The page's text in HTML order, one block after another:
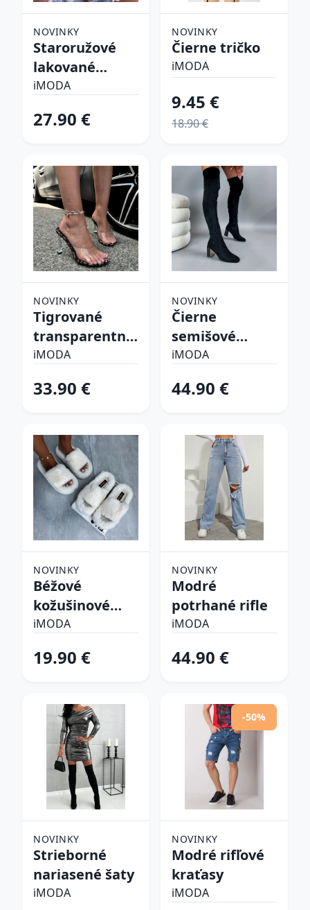
NOVINKY
Staroružové
lakované
lodičky
iMODA
27.90 €
NOVINKY
Čierne tričko
iMODA
9.45 €
18.90 €
NOVINKY
Tigrované
transparentné
sandále
iMODA
33.90 €
NOVINKY
Čierne
semišové
vysoké čižmy
iMODA
44.90 €
NOVINKY
Béžové
kožušinové
šlapky
iMODA
19.90 €
NOVINKY
Modré
potrhané rifle
iMODA
44.90 €
NOVINKY
Strieborné
nariasené šaty
iMODA
-50%
NOVINKY
Modré rifľové
kraťasy
iMODA